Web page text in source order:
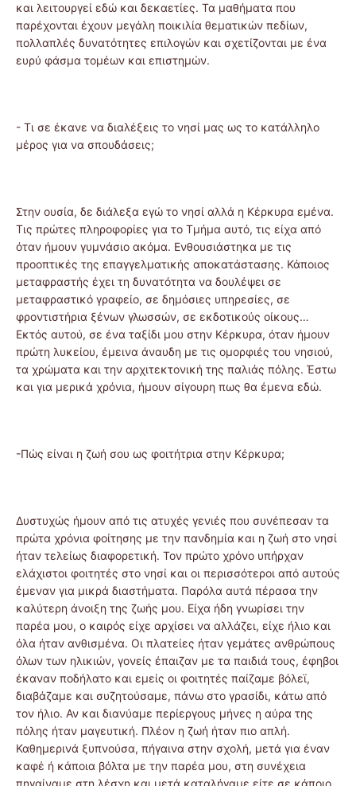
και λειτουργεί εδώ και δεκαετίες. Τα μαθήματα που
παρέχονται έχουν μεγάλη ποικιλία θεματικών πεδίων,
πολλαπλές δυνατότητες επιλογών και σχετίζονται με ένα
ευρύ φάσμα τομέων και επιστημών.
- Τι σε έκανε να διαλέξεις το νησί μας ως το κατάλληλο
μέρος για να σπουδάσεις;
Στην ουσία, δε διάλεξα εγώ το νησί αλλά η Κέρκυρα εμένα.
Τις πρώτες πληροφορίες για το Τμήμα αυτό, τις είχα από
όταν ήμουν γυμνάσιο ακόμα. Ενθουσιάστηκα με τις
προοπτικές της επαγγελματικής αποκατάστασης. Κάποιος
μεταφραστής έχει τη δυνατότητα να δουλέψει σε
μεταφραστικό γραφείο, σε δημόσιες υπηρεσίες, σε
φροντιστήρια ξένων γλωσσών, σε εκδοτικούς οίκους…
Εκτός αυτού, σε ένα ταξίδι μου στην Κέρκυρα, όταν ήμουν
πρώτη λυκείου, έμεινα άναυδη με τις ομορφιές του νησιού,
τα χρώματα και την αρχιτεκτονική της παλιάς πόλης. Έστω
και για μερικά χρόνια, ήμουν σίγουρη πως θα έμενα εδώ.
-Πώς είναι η ζωή σου ως φοιτήτρια στην Κέρκυρα;
Δυστυχώς ήμουν από τις ατυχές γενιές που συνέπεσαν τα
πρώτα χρόνια φοίτησης με την πανδημία και η ζωή στο νησί
ήταν τελείως διαφορετική. Τον πρώτο χρόνο υπήρχαν
ελάχιστοι φοιτητές στο νησί και οι περισσότεροι από αυτούς
έμεναν για μικρά διαστήματα. Παρόλα αυτά πέρασα την
καλύτερη άνοιξη της ζωής μου. Είχα ήδη γνωρίσει την
παρέα μου, ο καιρός είχε αρχίσει να αλλάζει, είχε ήλιο και
όλα ήταν ανθισμένα. Οι πλατείες ήταν γεμάτες ανθρώπους
όλων των ηλικιών, γονείς έπαιζαν με τα παιδιά τους, έφηβοι
έκαναν ποδήλατο και εμείς οι φοιτητές παίζαμε βόλεϊ,
διαβάζαμε και συζητούσαμε, πάνω στο γρασίδι, κάτω από
τον ήλιο. Αν και διανύαμε περίεργους μήνες η αύρα της
πόλης ήταν μαγευτική. Πλέον η ζωή ήταν πιο απλή.
Καθημερινά ξυπνούσα, πήγαινα στην σχολή, μετά για έναν
καφέ ή κάποια βόλτα με την παρέα μου, στη συνέχεια
πηγαίναμε στη λέσχη και μετά καταλήγαμε είτε σε κάποιο